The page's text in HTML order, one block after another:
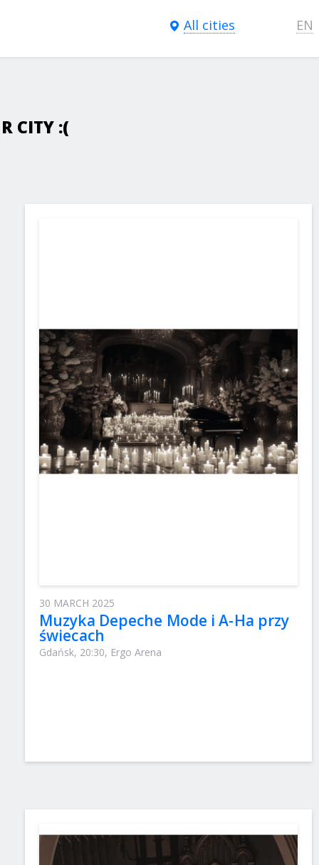
All cities EN
CITY :(
30 MARCH 2025
Muzyka Depeche Mode і A-Ha przy
świecach
Gdańsk, 20:30, Ergo Arena